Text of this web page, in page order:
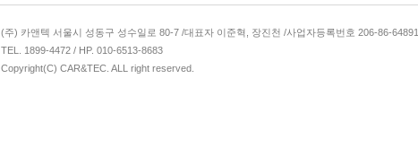
(주) 카앤텍 서울시 성동구 성수일로 80-7 /대표자 이준혁, 장진천 /사업자등록번호 206-86-64891
TEL. 1899-4472 / HP. 010-6513-8683
Copyright(C) CAR&TEC. ALL right reserved.